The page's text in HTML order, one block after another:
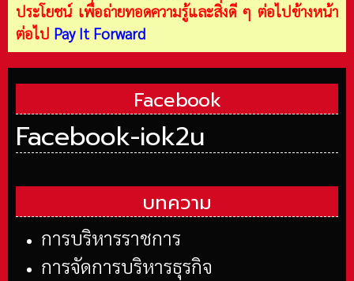
ประโยชน์ เพื่อถ่ายทอดความรู้และสิ่งดี ๆ ต่อไปข้างหน้า
ต่อไป Pay It Forward
Facebook
Facebook-iok2u
บทความ
การบริหารราชการ
การจัดการบริหารธุรกิจ